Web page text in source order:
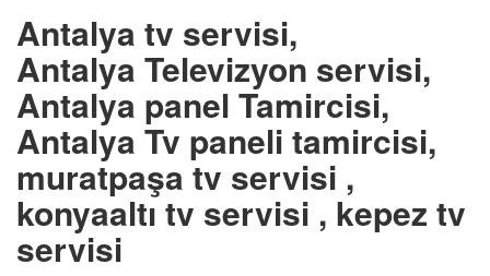
Antalya tv servisi,
Antalya Televizyon servisi,
Antalya panel Tamircisi,
Antalya Tv paneli tamircisi,
muratpaşa tv servisi ,
konyaaltı tv servisi , kepez tv
servisi